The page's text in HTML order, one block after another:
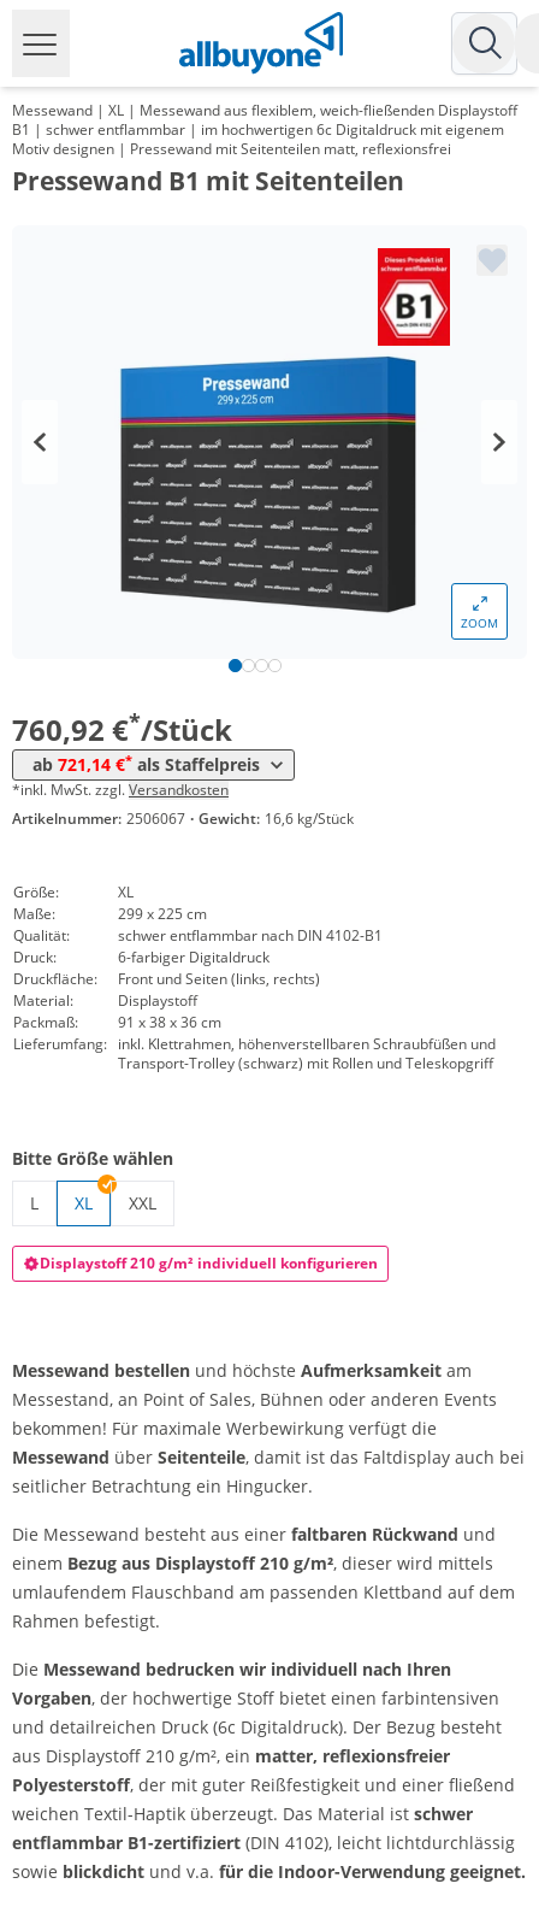
Messewand | XL | Messewand aus flexiblem, weich-fließenden Displaystoff
B1 | schwer entflammbar | im hochwertigen 6c Digitaldruck mit eigenem
Motiv designen | Pressewand mit Seitenteilen matt, reflexionsfrei
Pressewand B1 mit Seitenteilen
ZOOM
760,92 €*/Stück
ab 721,14 €* als Staffelpreis
*inkl. MwSt. zzgl.Versandkosten
Artikelnummer: 2506067 · Gewicht: 16,6 kg/Stück
Größe:
XL
Maße:
299 x 225 cm
Qualität:
schwer entflammbar nach DIN 4102-B1
Druck:
6-farbiger Digitaldruck
Druckfläche:
Front und Seiten (links, rechts)
Material:
Displaystoff
Packmaß:
91 x 38 x 36 cm
Lieferumfang: inkl. Klettrahmen, höhenverstellbaren Schraubfüßen und
Transport-Trolley (schwarz) mit Rollen und Teleskopgriff
Bitte Größe wählen
L
XL
XXL
Displaystoff 210 g/m² individuell konfigurieren
Messewand bestellen und höchste Aufmerksamkeit am
Messestand, an Point of Sales, Bühnen oder anderen Events
bekommen! Für maximale Werbewirkung verfügt die
Messewand über Seitenteile, damit ist das Faltdisplay auch bei
seitlicher Betrachtung ein Hingucker.
Die Messewand besteht aus einer faltbaren Rückwand und
einem Bezug aus Displaystoff 210 g/m², dieser wird mittels
umlaufendem Flauschband am passenden Klettband auf dem
Rahmen befestigt.
Die Messewand bedrucken wir individuell nach Ihren
Vorgaben, der hochwertige Stoff bietet einen farbintensiven
und detailreichen Druck (6c Digitaldruck). Der Bezug besteht
aus Displaystoff 210 g/m², ein matter, reflexionsfreier
Polyesterstoff, der mit guter Reißfestigkeit und einer fließend
weichen Textil-Haptik überzeugt. Das Material ist schwer
entflammbar B1-zertifiziert (DIN 4102), leicht lichtdurchlässig
sowie blickdicht und v.a. für die Indoor-Verwendung geeignet.